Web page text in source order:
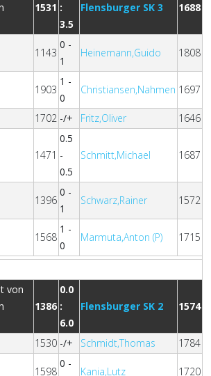
1531 :
3.5
Flensburger SK 3 1688
1143
0 -
1
Heinemann,Guido 1808
1903
1 -
0
Christiansen,Nahmen 1697
1702 -/+ Fritz,Oliver 1646
1471
0.5
-
0.5
Schmitt,Michael 1687
1396
0 -
1
Schwarz,Rainer 1572
1568
1 -
0
Marmuta,Anton (P) 1715
1386
0.0
:
6.0
Flensburger SK 2 1574
1530 -/+ Schmidt,Thomas 1784
1598
0 -
Kania,Lutz 1720